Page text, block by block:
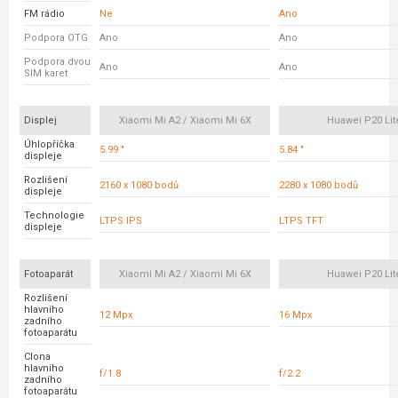
FM rádio Ne Ano
Podpora OTG Ano Ano
Podpora dvou
SIM karet
Ano Ano
Displej Xiaomi Mi A2 / Xiaomi Mi 6X Huawei P20
Úhlopříčka
displeje
5.99 " 5.84 "
Rozlišení
displeje
2160 x 1080 bodů 2280 x 1080 bodů
Technologie
displeje
LTPS IPS LTPS TFT
Fotoaparát Xiaomi Mi A2 / Xiaomi Mi 6X Huawei P20
Rozlišení
hlavního
zadního
fotoaparátu
12 Mpx 16 Mpx
Clona
hlavního
zadního
fotoaparátu
f/1.8 f/2.2